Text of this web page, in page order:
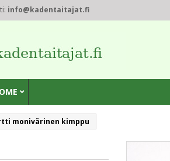
info@kadentaitajat.fi
monivärinen kimppu